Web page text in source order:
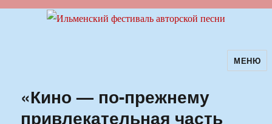
Ильменский фестиваль авторскойМЕНЮ
«Кино — по-прежнему
привлекательная часть